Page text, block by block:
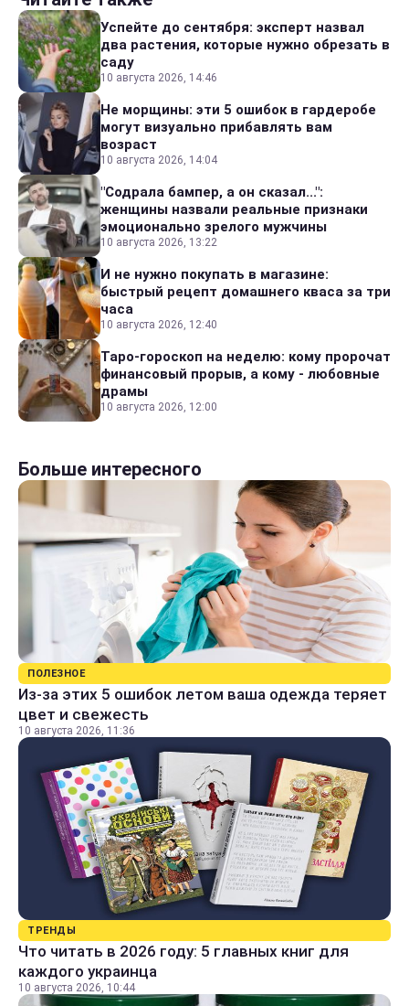
Успейте до сентября: эксперт назвал
два растения, которые нужно обрезать в
саду
10 августа 2026, 14:46
Не морщины: эти 5 ошибок в гардеробе
могут визуально прибавлять вам
возраст
10 августа 2026, 14:04
"Содрала бампер, а он сказал...":
женщины назвали реальные признаки
эмоционально зрелого мужчины
10 августа 2026, 13:22
И не нужно покупать в магазине:
быстрый рецепт домашнего кваса за три
часа
10 августа 2026, 12:40
Таро-гороскоп на неделю: кому пророчат
финансовый прорыв, а кому - любовные
драмы
10 августа 2026, 12:00
Больше интересного
ПОЛЕЗНОЕ
Из-за этих 5 ошибок летом ваша одежда теряет
цвет и свежесть
10 августа 2026, 11:36
ТРЕНДЫ
Что читать в 2026 году: 5 главных книг для
каждого украинца
10 августа 2026, 10:44